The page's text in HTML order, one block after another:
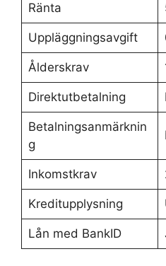
Ränta
Uppläggningsavgift
Ålderskrav
Direktutbetalning
Betalningsanmärknin
g
Inkomstkrav
Kreditupplysning
Lån med BankID